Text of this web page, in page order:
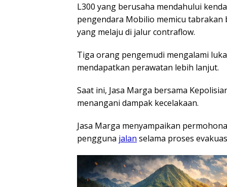
L300 yang berusaha mendahului
pengendara Mobilio memicu
yang melaju di jalur contraflow.
Tiga orang pengemudi mengalami
mendapatkan perawatan lebih lanjut.
Saat ini, Jasa Marga bersama
menangani dampak kecelakaan.
Jasa Marga menyampaikan
pengguna jalan selama proses